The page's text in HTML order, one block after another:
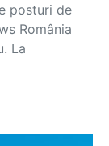
posturi de
România
La